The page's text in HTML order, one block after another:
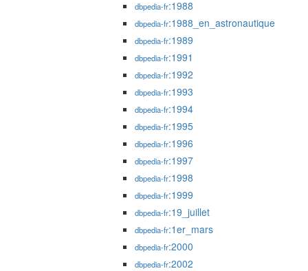
dbpedia-fr:1988
dbpedia-fr:1988_en_astronautique
dbpedia-fr:1989
dbpedia-fr:1991
dbpedia-fr:1992
dbpedia-fr:1993
dbpedia-fr:1994
dbpedia-fr:1995
dbpedia-fr:1996
dbpedia-fr:1997
dbpedia-fr:1998
dbpedia-fr:1999
dbpedia-fr:19_juillet
dbpedia-fr:1er_mars
dbpedia-fr:2000
dbpedia-fr:2002